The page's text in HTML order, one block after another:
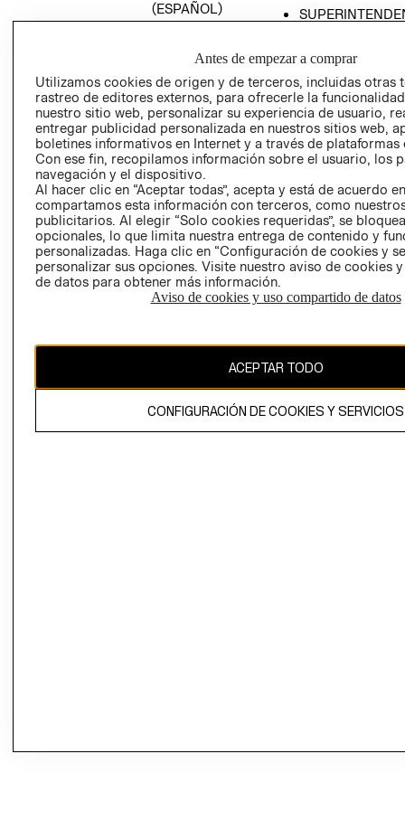
(ESPAÑOL)
TRANSPARENCIA
PETICIONES
QUEJAS Y
RECLAMOS
Colombia ($)
CAMBIAR REGIÓN
El contenido de esta página web está protegido por copyright y es
propiedad de H&M Hennes & Mauritz AB.
Antes de empezar a comprar
Utilizamos cookies de origen y de terceros, incluidas otras
rastreo de editores externos, para ofrecerle la
nuestro sitio web, personalizar su experiencia de usuario,
entregar publicidad personalizada en nuestros sitios web,
boletines informativos en Internet y a través de plataformas
Con ese fin, recopilamos información sobre el usuario, los
navegación y el dispositivo.
Al hacer clic en “Aceptar todas”, acepta y está de acuerdo
compartamos esta información con terceros, como
publicitarios. Al elegir “Solo cookies requeridas”, se
opcionales, lo que limita nuestra entrega de contenido y
personalizadas. Haga clic en “Configuración de cookies y
personalizar sus opciones. Visite nuestro aviso de cookies
de datos para obtener más información.
Aviso de cookies y uso compartido de datos
ACEPTAR TODO
CONFIGURACIÓN DE COOKIES Y SERVICIOS